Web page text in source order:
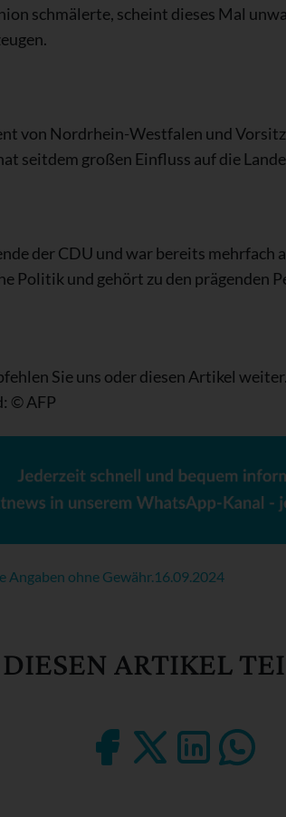
schmälerte, scheint dieses Mal
von Nordrhein-Westfalen und
seitdem großen Einfluss auf die
der CDU und war bereits mehrfach
Politik und gehört zu den prägenden
Sie uns oder diesen Artikel
© AFP
ohne Gewähr. 16.09.2024
DIESEN ARTIKEL